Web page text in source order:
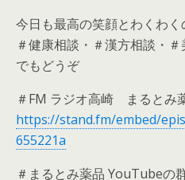
今日も最高の笑顔とわくわく
＃健康相談・＃漢方相談・
でもどうぞ
＃FM ラジオ高崎 まるとみ
https://stand.fm/embed/
655221a
＃まるとみ薬品 YouTubeの